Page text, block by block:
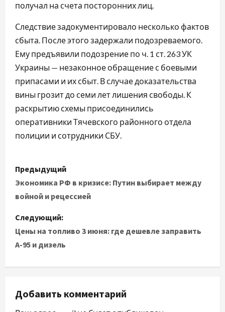
получал на счета посторонних лиц.
Следствие задокументировало несколько фактов
сбыта. После этого задержали подозреваемого.
Ему предъявили подозрение по ч. 1 ст. 263 УК
Украины — незаконное обращение с боевыми
припасами и их сбыт. В случае доказательства
вины грозит до семи лет лишения свободы. К
раскрытию схемы присоединились
оперативники Тячевского районного отдела
полиции и сотрудники СБУ.
Н
а
и
г
а
ц
Предыдущий
Экономика РФ в кризисе: Путин выбирает между
войной и рецессией
Следующий:
Цены на топливо 3 июня: где дешевле заправить
А-95 и дизель
Добавить комментарий